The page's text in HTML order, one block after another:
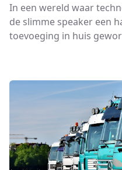
In een wereld waar
de slimme speaker een
toevoeging in huis